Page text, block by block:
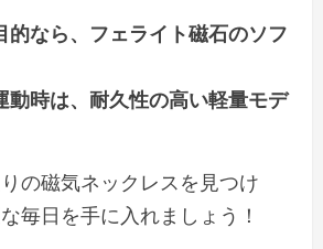
的なら、フェライト磁石のソフ
動時は、耐久性の高い軽量モデ
の磁気ネックレスを見つけ
毎日を手に入れましょう！